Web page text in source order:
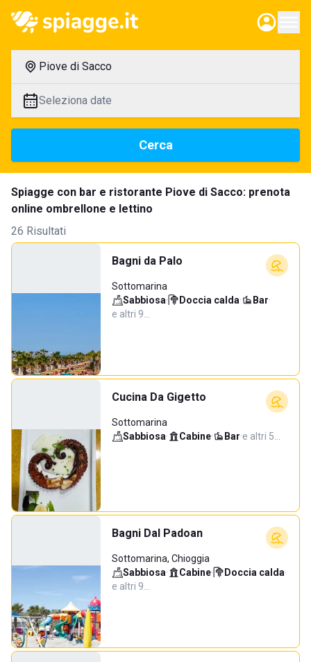
Piove di Sacco
Seleziona date
Cerca
Spiagge con bar e ristorante Piove di Sacco: prenota
online ombrellone e lettino
26 Risultati
Bagni da Palo
Sottomarina
Sabbiosa· Doccia calda· Bar·
e altri 9…
Cucina Da Gigetto
Sottomarina
Sabbiosa· Cabine· Bar·e altri 5…
Bagni Dal Padoan
Sottomarina, Chioggia
Sabbiosa· Cabine· Doccia calda·
e altri 9…